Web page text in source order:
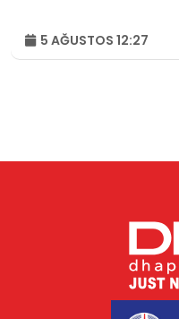
5 AĞUSTOS 12:27